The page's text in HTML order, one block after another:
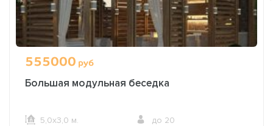
555000 руб
Большая модульная беседка
5,0х3,0 м. до 20